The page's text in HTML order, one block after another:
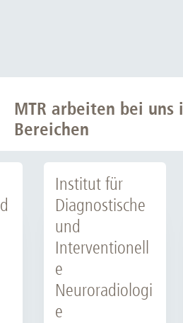
MTR arbeiten bei uns
Bereichen
Institut für
Diagnostische
und
Interventionell
e
Neuroradiologi
e